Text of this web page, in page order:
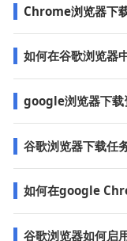
Chrome浏览器下载文
如何在谷歌浏览器
google浏览器下载资
谷歌浏览器下载任
如何在google Chrome
谷歌浏览器如何启